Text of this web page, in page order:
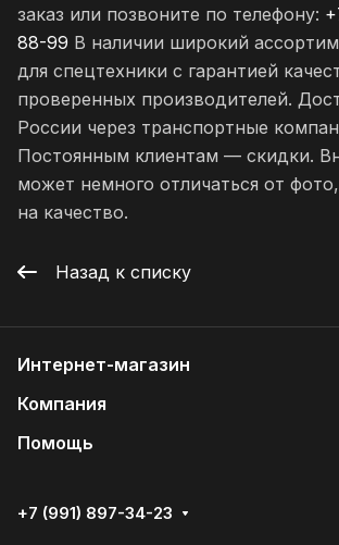
заказ или позвоните по телефону:
88-99 В наличии широкий
для спецтехники с гарантией
проверенных производителей.
России через транспортные
Постоянным клиентам — скидки.
может немного отличаться от
на качество.
Назад к списку
Интернет-магазин
Компания
Помощь
+7 (991) 897-34-23